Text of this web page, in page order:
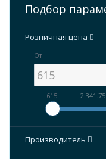
Подбор
Розничная цена
От
615 2 341.75
Производитель